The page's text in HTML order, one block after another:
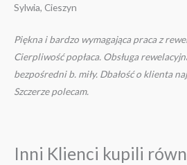
Sylwia, Cieszyn
Piękna i bardzo wymagająca praca z
Cierpliwość popłaca. Obsługa
bezpośredni b. miły. Dbałość o klienta
Szczerze polecam.
Inni Klienci kupili